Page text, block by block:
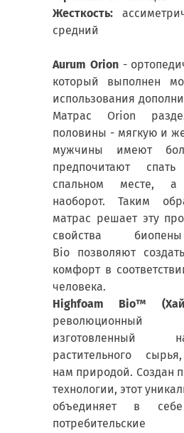
Жесткость:
средний
Aurum Orion-
который выполнен
использования
Матрас Orion
половины - мягкую и
мужчины имеют
предпочитают
спальном месте,
наоборот. Таким
матрас решает эту
свойства
Bio позволяют
комфорт в
человека.
Highfoam Bio™
изготовленный
растительного
нам природой. Создан
технологии, этот
объединяет в